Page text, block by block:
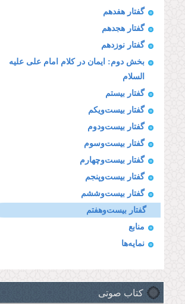
گفتار هفدهم
گفتار هجدهم
گفتار نوزدهم
بخش دوم: ایمان در كلام امام علی علیه
السلام
گفتار بیستم
گفتار بیست‌و‌یکم
گفتار بیست‌و‌دوم
گفتار بیست‌و‌سوم
گفتار بیست‌و‌چهارم
گفتار بیست‌و‌پنجم
گفتار بیست‌و‌ششم
گفتار بیست‌و‌هفتم
منابع
نمایه‌ها
کتاب صوتی